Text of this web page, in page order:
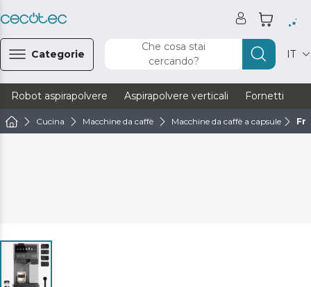
Categorie
Che cosa stai
cercando?
IT
Robot aspirapolvere Aspirapolvere verticali Fornetti
Cucina Macchine da caffè Macchine da caffè a capsule